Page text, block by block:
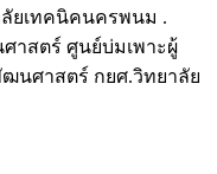
ยเทคนิคนครพนม .
าสตร์ ศูนย์บ่มเพาะผู้
นศาสตร์ กยศ.วิทยาลัย